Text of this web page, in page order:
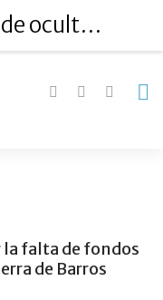
la falta de fondos
de Barros
El PP acusa al PSOE de ocultar la falta de fondos europeos para el regadío de Tierra de Barros desde 2023